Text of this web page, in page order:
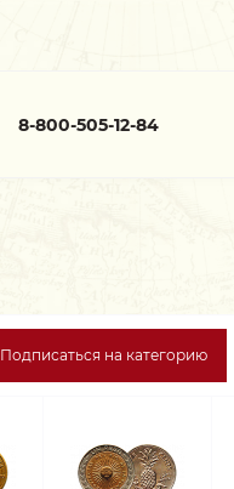
8-800-505-12-84
Подписаться на категорию